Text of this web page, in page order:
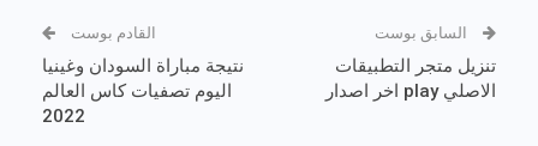
السابق بوست
تنزيل متجر التطبيقات
الاصلي play اخر اصدار
القادم بوست
نتيجة مباراة السودان وغينيا
اليوم تصفيات كاس العالم
2022